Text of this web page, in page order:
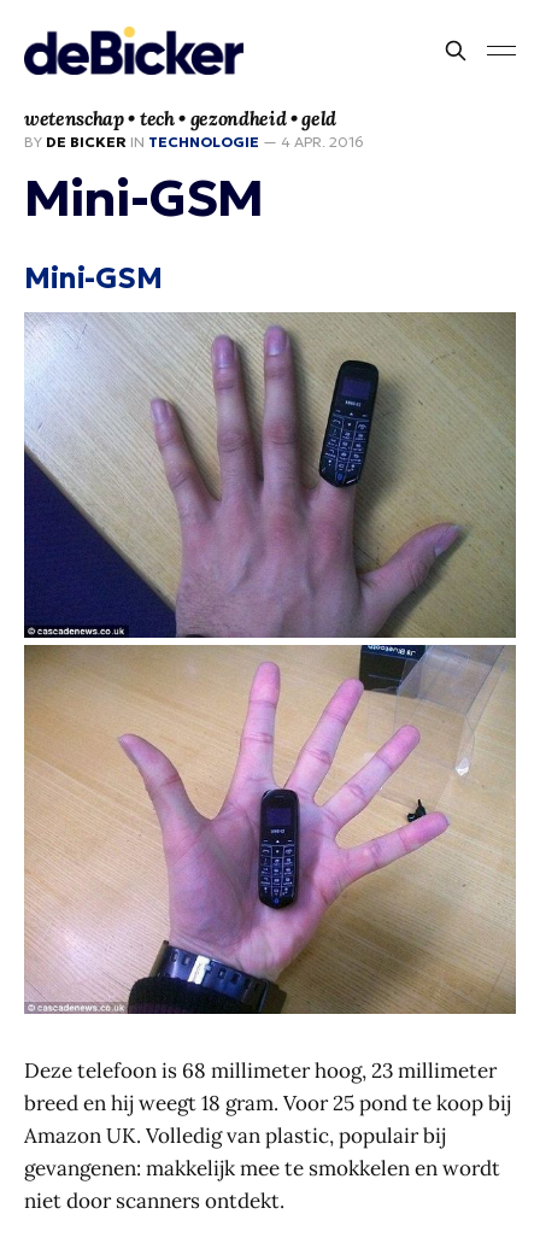
wetenschap • tech • gezondheid • geld
BY DE BICKER IN TECHNOLOGIE — 4 APR. 2016
Mini-GSM
Mini-GSM
Deze telefoon is 68 millimeter hoog, 23 millimeter
breed en hij weegt 18 gram. Voor 25 pond te koop bij
Amazon UK. Volledig van plastic, populair bij
gevangenen: makkelijk mee te smokkelen en wordt
niet door scanners ontdekt.